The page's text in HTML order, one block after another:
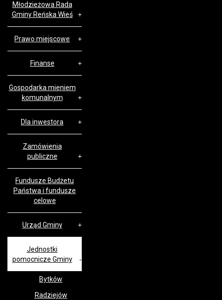
Młodzieżowa Rada
Gminy Reńska Wieś
Prawo miejscowe
Finanse
Gospodarka mieniem
komunalnym
Dla inwestora
Zamówienia
publiczne
Fundusze Budżetu
Państwa i fundusze
celowe
Urząd Gminy
Jednostki
pomocnicze Gminy
Bytków
Radziejów